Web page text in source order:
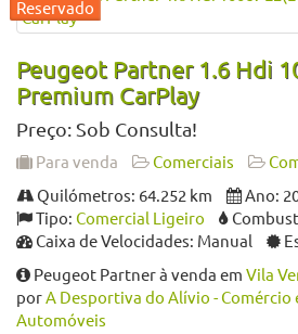
Peugeot Partner 1.6 Hdi
Premium CarPlay
Preço: Sob Consulta!
Para venda Comerciais
Quilómetros: 64.252 km
Ano:
Tipo: Comercial Ligeiro
Caixa de Velocidades: Manual
Peugeot Partner à venda em Vila
porA Desportiva do Alívio - Comércio
Automóveis